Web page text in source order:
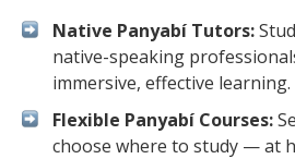
Native Panyabí Tutors:
native-speaking
immersive, effective learning.
Flexible Panyabí Courses:
choose where to study — at